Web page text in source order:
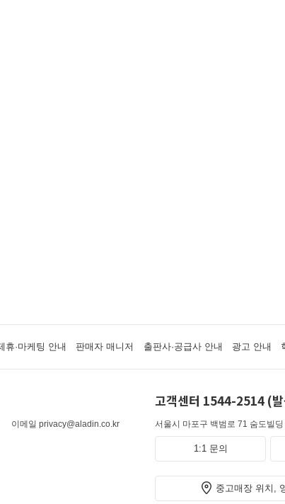
휴·마케팅 안내 판매자 매니저 출판사·공급사 안내 광고 안내
이메일 privacy@aladin.co.kr
고객센터 1544-2514 (
서울시 마포구 백범로 71 숨도빌딩
1:1 문의
중고매장 위치,